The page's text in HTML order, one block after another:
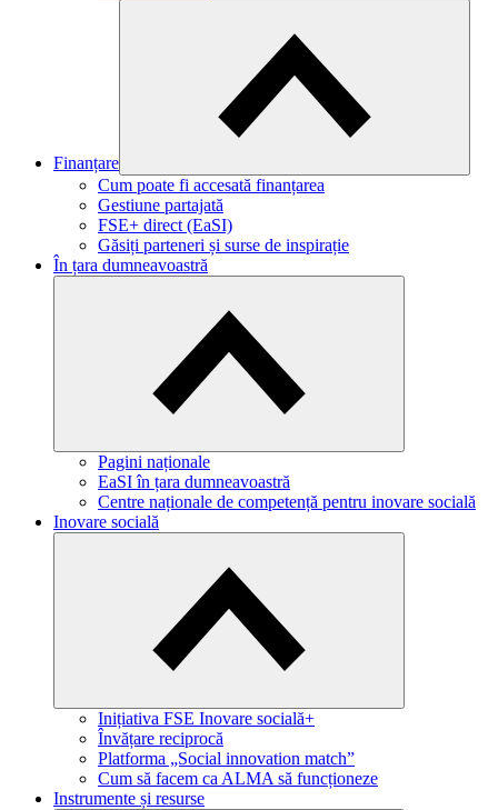
Finanțare
Cum poate fi accesată finanțarea
Gestiune partajată
FSE+ direct (EaSI)
Găsiți parteneri și surse de inspirație
În țara dumneavoastră
Pagini naționale
EaSI în țara dumneavoastră
Centre naționale de competență pentru inovare socială
Inovare socială
Inițiativa FSE Inovare socială+
Învățare reciprocă
Platforma „Social innovation match”
Cum să facem ca ALMA să funcționeze
Instrumente și resurse